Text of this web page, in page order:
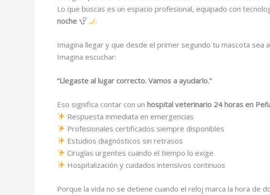
Lo que buscas es un espacio profesional, equipado con
noche
.
Imagina llegar y que desde el primer segundo tu mascota sea
Imagina escuchar:
“Llegaste al lugar correcto. Vamos a ayudarlo.”
Eso significa contar con un hospital veterinario 24 horas en
Respuesta inmediata en emergencias
Profesionales certificados siempre disponibles
Estudios diagnósticos sin retrasos
Cirugías urgentes cuando el tiempo lo exige
Hospitalización y cuidados intensivos continuos
Porque la vida no se detiene cuando el reloj marca la hora de